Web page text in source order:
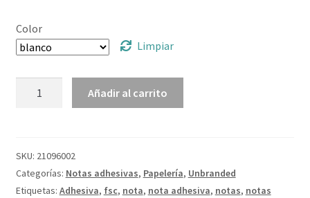
Color
Limpiar
mm
Sticky-
Mate®
Añadir al carrito
SKU: 21096002
Categorías: Notas adhesivas, Papelería, Unbranded
Etiquetas: Adhesiva, fsc, nota, nota adhesiva, notas, notas